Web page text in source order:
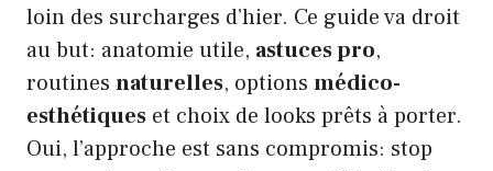
loin des surcharges d’hier. Ce guide va droit
au but: anatomie utile, astuces pro,
routines naturelles, options médico-
esthétiques et choix de looks prêts à porter.
Oui, l’approche est sans compromis: stop